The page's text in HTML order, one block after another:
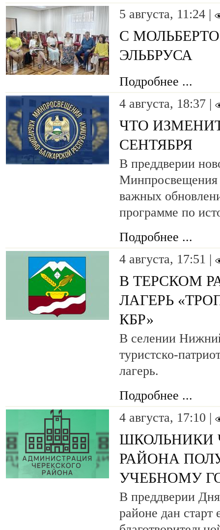
5 августа, 11:24 |
С
ЭЛЬБРУСА
Подробнее ...
4 августа, 18:37 |
ЧТО
СЕНТЯБРЯ
В преддверии
важных
программе по
Подробнее ...
4 августа, 17:51 |
В ТЕРСКОМ
ЛАГЕРЬ
КБР»
В селении
туристско-
лагерь.
Подробнее ...
4 августа, 17:10 |
ШКОЛЬНИКИ
РАЙОНА
УЧЕБНОМУ
В преддверии
районе дан старт